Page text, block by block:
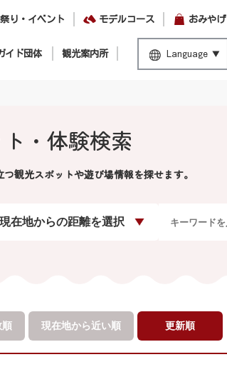
祭り・イベント モデルコース おみやげ
イド団体 観光案内所 Language
・体験検索
観光スポットや遊び場情報を探せます。
現在地からの距離を選択
順 現在地から近い順 更新順